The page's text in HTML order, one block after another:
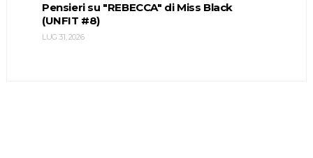
Pensieri su "REBECCA" di Miss Black
(UNFIT #8)
LUG 31, 2026